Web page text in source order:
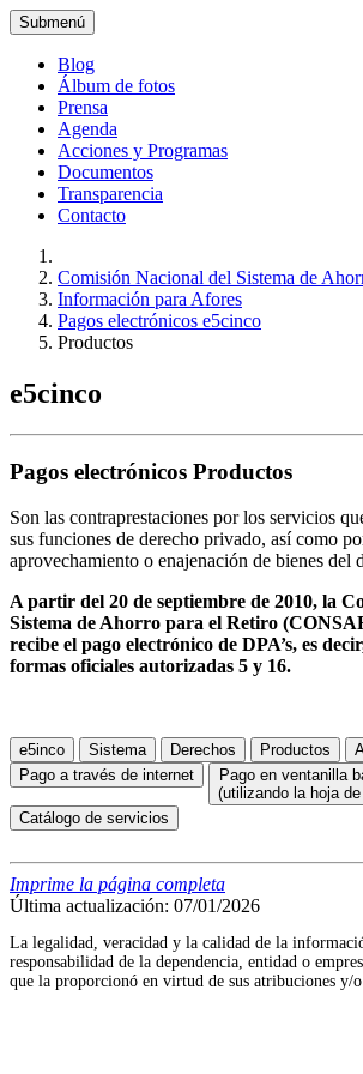
Submenú
Blog
Álbum de fotos
Prensa
Agenda
Acciones y Programas
Documentos
Transparencia
Contacto
Comisión Nacional del Sistema de
Información para Afores
Pagos electrónicos e5cinco
Productos
e5cinco
Pagos electrónicos Productos
Son las contraprestaciones por los servicios
sus funciones de derecho privado, así como
aprovechamiento o enajenación de bienes del
A partir del 20 de septiembre de 2010, la
Sistema de Ahorro para el Retiro
recibe el pago electrónico de DPA’s, es
formas oficiales autorizadas 5 y 16.
e5inco Sistema Derechos Productos
Pago a través de internet
Pago en ventanilla
(utilizando la hoja
Catálogo de servicios
Imprime la página completa
Última actualización: 07/01/2026
La legalidad, veracidad y la calidad de la
responsabilidad de la dependencia, entidad o
que la proporcionó en virtud de sus atribuciones y/